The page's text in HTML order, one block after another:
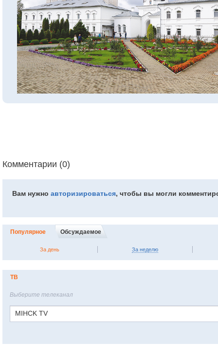
Комментарии (0)
Вам нужно авторизироваться, чтобы вы могли
Популярное Обсуждаемое
За день За неделю
ТВ
Выберите телеканал
MIHCK TV